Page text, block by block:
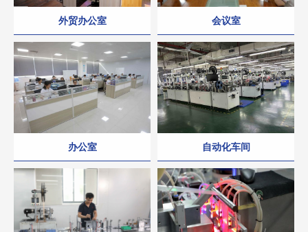
外贸办公室 会议室
办公室 自动化车间